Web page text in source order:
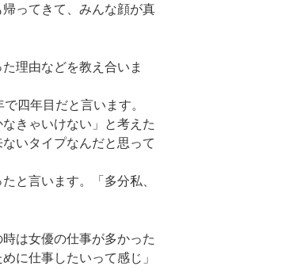
ってきて、みんな顔が真
理由などを教え合いま
四年目だと言います。
きゃいけない」と考えた
いタイプなんだと思って
と言います。
「多分私、
は女優の仕事が多かった
めに仕事したいって感じ」